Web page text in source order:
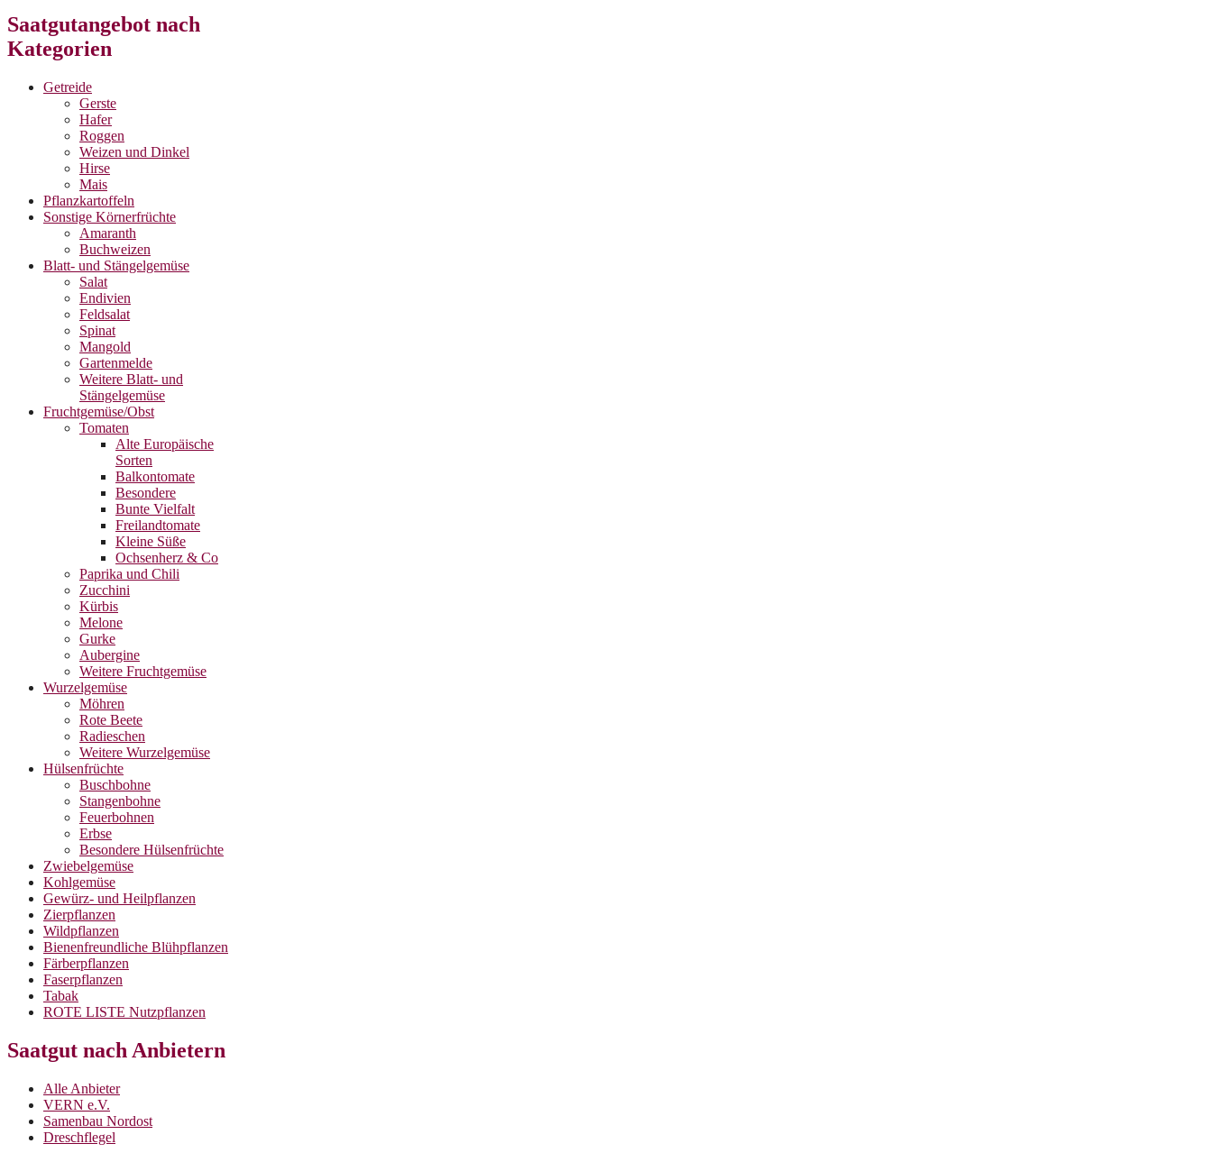
Saatgutangebot nach
Kategorien
Getreide
Gerste
Hafer
Roggen
Weizen und Dinkel
Hirse
Mais
Pflanzkartoffeln
Sonstige Körnerfrüchte
Amaranth
Buchweizen
Blatt- und Stängelgemüse
Salat
Endivien
Feldsalat
Spinat
Mangold
Gartenmelde
Weitere Blatt- und
Stängelgemüse
Fruchtgemüse/Obst
Tomaten
Alte Europäische
Sorten
Balkontomate
Besondere
Bunte Vielfalt
Freilandtomate
Kleine Süße
Ochsenherz & Co
Paprika und Chili
Zucchini
Kürbis
Melone
Gurke
Aubergine
Weitere Fruchtgemüse
Wurzelgemüse
Möhren
Rote Beete
Radieschen
Weitere Wurzelgemüse
Hülsenfrüchte
Buschbohne
Stangenbohne
Feuerbohnen
Erbse
Besondere Hülsenfrüchte
Zwiebelgemüse
Kohlgemüse
Gewürz- und Heilpflanzen
Zierpflanzen
Wildpflanzen
Bienenfreundliche Blühpflanzen
Färberpflanzen
Faserpflanzen
Tabak
ROTE LISTE Nutzpflanzen
Saatgut nach Anbietern
Alle Anbieter
VERN e.V.
Samenbau Nordost
Dreschflegel